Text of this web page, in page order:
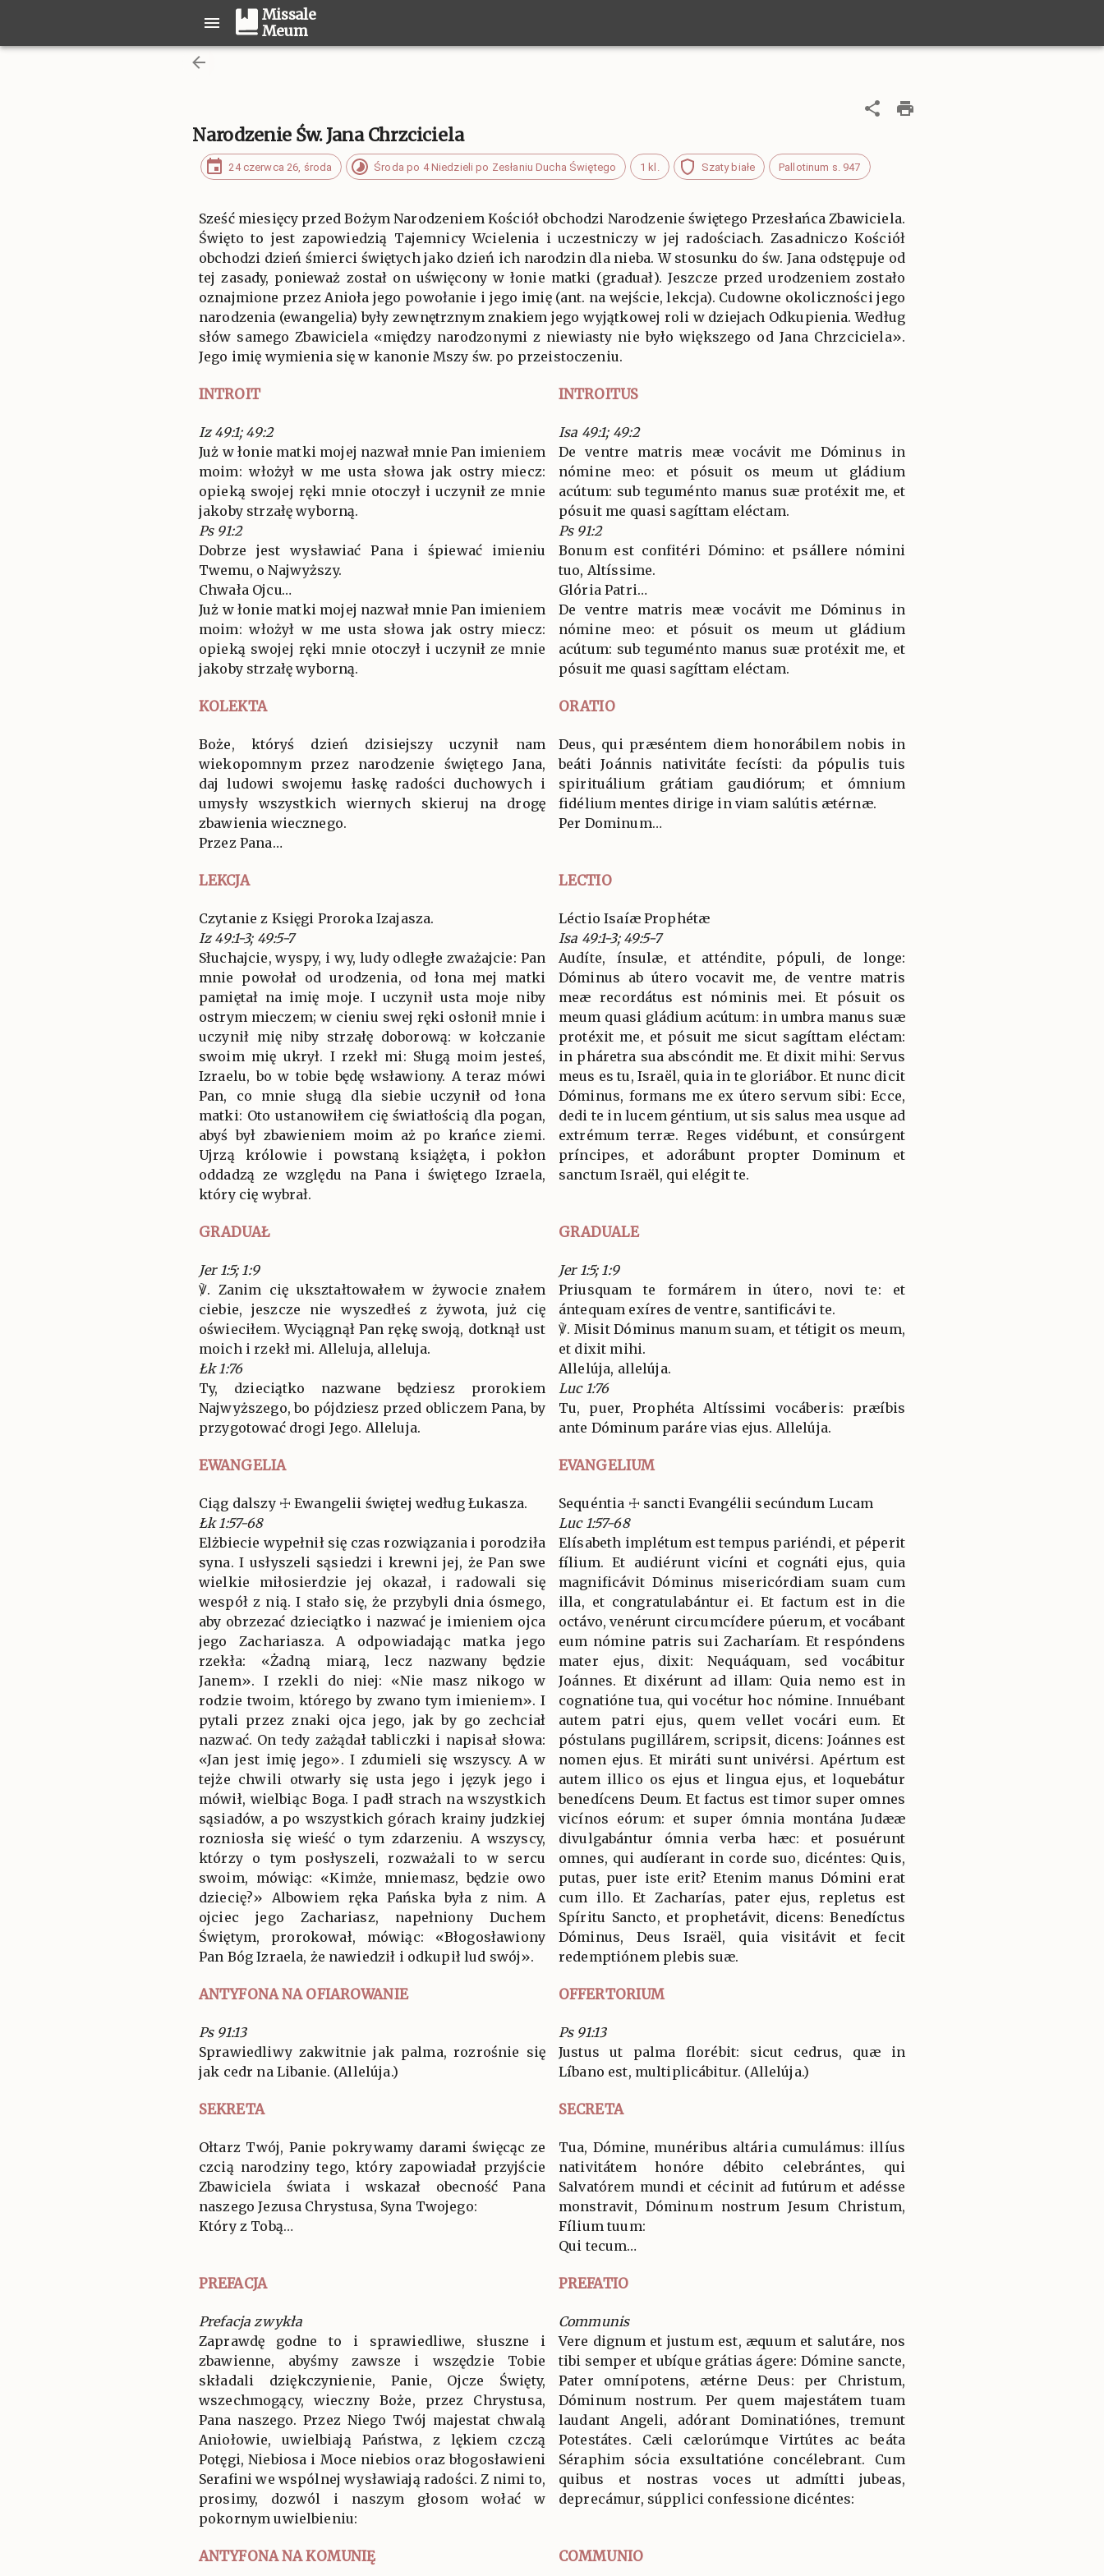
Missale
Meum
Narodzenie Św. Jana Chrzciciela
24 czerwca 26, środa Środa po 4 Niedzieli po Zesłaniu Ducha Świętego 1 kl. Szaty białe Pallotinum s. 947
Sześć miesięcy przed Bożym Narodzeniem Kościół obchodzi Narodzenie świętego Przesłańca Zbawiciela.
Święto to jest zapowiedzią Tajemnicy Wcielenia i uczestniczy w jej radościach. Zasadniczo Kościół
obchodzi dzień śmierci świętych jako dzień ich narodzin dla nieba. W stosunku do św. Jana odstępuje od
tej zasady, ponieważ został on uświęcony w łonie matki (graduał). Jeszcze przed urodzeniem zostało
oznajmione przez Anioła jego powołanie i jego imię (ant. na wejście, lekcja). Cudowne okoliczności jego
narodzenia (ewangelia) były zewnętrznym znakiem jego wyjątkowej roli w dziejach Odkupienia. Według
słów samego Zbawiciela «między narodzonymi z niewiasty nie było większego od Jana Chrzciciela».
Jego imię wymienia się w kanonie Mszy św. po przeistoczeniu.
INTROIT INTROITUS
Iz 49:1; 49:2
Już w łonie matki mojej nazwał mnie Pan imieniem
moim: włożył w me usta słowa jak ostry miecz:
opieką swojej ręki mnie otoczył i uczynił ze mnie
jakoby strzałę wyborną.
Ps 91:2
Dobrze jest wysławiać Pana i śpiewać imieniu
Twemu, o Najwyższy.
Chwała Ojcu…
Już w łonie matki mojej nazwał mnie Pan imieniem
moim: włożył w me usta słowa jak ostry miecz:
opieką swojej ręki mnie otoczył i uczynił ze mnie
jakoby strzałę wyborną.
Isa 49:1; 49:2
De ventre matris meæ vocávit me Dóminus in
nómine meo: et pósuit os meum ut gládium
acútum: sub teguménto manus suæ protéxit me, et
pósuit me quasi sagíttam eléctam.
Ps 91:2
Bonum est confitéri Dómino: et psállere nómini
tuo, Altíssime.
Glória Patri…
De ventre matris meæ vocávit me Dóminus in
nómine meo: et pósuit os meum ut gládium
acútum: sub teguménto manus suæ protéxit me, et
pósuit me quasi sagíttam eléctam.
KOLEKTA ORATIO
Boże, któryś dzień dzisiejszy uczynił nam
wiekopomnym przez narodzenie świętego Jana,
daj ludowi swojemu łaskę radości duchowych i
umysły wszystkich wiernych skieruj na drogę
zbawienia wiecznego.
Przez Pana…
Deus, qui præséntem diem honorábilem nobis in
beáti Joánnis nativitáte fecísti: da pópulis tuis
spirituálium grátiam gaudiórum; et ómnium
fidélium mentes dirige in viam salútis ætérnæ.
Per Dominum…
LEKCJA LECTIO
Czytanie z Księgi Proroka Izajasza.
Iz 49:1-3; 49:5-7
Słuchajcie, wyspy, i wy, ludy odległe zważajcie: Pan
mnie powołał od urodzenia, od łona mej matki
pamiętał na imię moje. I uczynił usta moje niby
ostrym mieczem; w cieniu swej ręki osłonił mnie i
uczynił mię niby strzałę doborową: w kołczanie
swoim mię ukrył. I rzekł mi: Sługą moim jesteś,
Izraelu, bo w tobie będę wsławiony. A teraz mówi
Pan, co mnie sługą dla siebie uczynił od łona
matki: Oto ustanowiłem cię światłością dla pogan,
abyś był zbawieniem moim aż po krańce ziemi.
Ujrzą królowie i powstaną książęta, i pokłon
oddadzą ze względu na Pana i świętego Izraela,
który cię wybrał.
Léctio Isaíæ Prophétæ
Isa 49:1-3; 49:5-7
Audíte, ínsulæ, et atténdite, pópuli, de longe:
Dóminus ab útero vocavit me, de ventre matris
meæ recordátus est nóminis mei. Et pósuit os
meum quasi gládium acútum: in umbra manus suæ
protéxit me, et pósuit me sicut sagíttam eléctam:
in pháretra sua abscóndit me. Et dixit mihi: Servus
meus es tu, Israël, quia in te gloriábor. Et nunc dicit
Dóminus, formans me ex útero servum sibi: Ecce,
dedi te in lucem géntium, ut sis salus mea usque ad
extrémum terræ. Reges vidébunt, et consúrgent
príncipes, et adorábunt propter Dominum et
sanctum Israël, qui elégit te.
GRADUAŁ GRADUALE
Jer 1:5; 1:9
℣. Zanim cię ukształtowałem w żywocie znałem
ciebie, jeszcze nie wyszedłeś z żywota, już cię
oświeciłem. Wyciągnął Pan rękę swoją, dotknął ust
moich i rzekł mi. Alleluja, alleluja.
Łk 1:76
Ty, dzieciątko nazwane będziesz prorokiem
Najwyższego, bo pójdziesz przed obliczem Pana, by
przygotować drogi Jego. Alleluja.
Jer 1:5; 1:9
Priusquam te formárem in útero, novi te: et
ántequam exíres de ventre, santificávi te.
℣. Misit Dóminus manum suam, et tétigit os meum,
et dixit mihi.
Allelúja, allelúja.
Luc 1:76
Tu, puer, Prophéta Altíssimi vocáberis: præíbis
ante Dóminum paráre vias ejus. Allelúja.
EWANGELIA EVANGELIUM
Ciąg dalszy ☩ Ewangelii świętej według Łukasza.
Łk 1:57-68
Elżbiecie wypełnił się czas rozwiązania i porodziła
syna. I usłyszeli sąsiedzi i krewni jej, że Pan swe
wielkie miłosierdzie jej okazał, i radowali się
wespół z nią. I stało się, że przybyli dnia ósmego,
aby obrzezać dzieciątko i nazwać je imieniem ojca
jego Zachariasza. A odpowiadając matka jego
rzekła: «Żadną miarą, lecz nazwany będzie
Janem». I rzekli do niej: «Nie masz nikogo w
rodzie twoim, którego by zwano tym imieniem». I
pytali przez znaki ojca jego, jak by go zechciał
nazwać. On tedy zażądał tabliczki i napisał słowa:
«Jan jest imię jego». I zdumieli się wszyscy. A w
tejże chwili otwarły się usta jego i język jego i
mówił, wielbiąc Boga. I padł strach na wszystkich
sąsiadów, a po wszystkich górach krainy judzkiej
rozniosła się wieść o tym zdarzeniu. A wszyscy,
którzy o tym posłyszeli, rozważali to w sercu
swoim, mówiąc: «Kimże, mniemasz, będzie owo
dziecię?» Albowiem ręka Pańska była z nim. A
ojciec jego Zachariasz, napełniony Duchem
Świętym, prorokował, mówiąc: «Błogosławiony
Pan Bóg Izraela, że nawiedził i odkupił lud swój».
Sequéntia ☩ sancti Evangélii secúndum Lucam
Luc 1:57-68
Elísabeth implétum est tempus pariéndi, et péperit
fílium. Et audiérunt vicíni et cognáti ejus, quia
magnificávit Dóminus misericórdiam suam cum
illa, et congratulabántur ei. Et factum est in die
octávo, venérunt circumcídere púerum, et vocábant
eum nómine patris sui Zacharíam. Et respóndens
mater ejus, dixit: Nequáquam, sed vocábitur
Joánnes. Et dixérunt ad illam: Quia nemo est in
cognatióne tua, qui vocétur hoc nómine. Innuébant
autem patri ejus, quem vellet vocári eum. Et
póstulans pugillárem, scripsit, dicens: Joánnes est
nomen ejus. Et miráti sunt univérsi. Apértum est
autem illico os ejus et lingua ejus, et loquebátur
benedícens Deum. Et factus est timor super omnes
vicínos eórum: et super ómnia montána Judææ
divulgabántur ómnia verba hæc: et posuérunt
omnes, qui audíerant in corde suo, dicéntes: Quis,
putas, puer iste erit? Etenim manus Dómini erat
cum illo. Et Zacharías, pater ejus, repletus est
Spíritu Sancto, et prophetávit, dicens: Benedíctus
Dóminus, Deus Israël, quia visitávit et fecit
redemptiónem plebis suæ.
ANTYFONA NA OFIAROWANIE OFFERTORIUM
Ps 91:13
Sprawiedliwy zakwitnie jak palma, rozrośnie się
jak cedr na Libanie. (Allelúja.)
Ps 91:13
Justus ut palma florébit: sicut cedrus, quæ in
Líbano est, multiplicábitur. (Allelúja.)
SEKRETA SECRETA
Ołtarz Twój, Panie pokrywamy darami święcąc ze
czcią narodziny tego, który zapowiadał przyjście
Zbawiciela świata i wskazał obecność Pana
naszego Jezusa Chrystusa, Syna Twojego:
Który z Tobą…
Tua, Dómine, munéribus altária cumulámus: illíus
nativitátem honóre débito celebrántes, qui
Salvatórem mundi et cécinit ad futúrum et adésse
monstravit, Dóminum nostrum Jesum Christum,
Fílium tuum:
Qui tecum…
PREFACJA PREFATIO
Prefacja zwykła
Zaprawdę godne to i sprawiedliwe, słuszne i
zbawienne, abyśmy zawsze i wszędzie Tobie
składali dziękczynienie, Panie, Ojcze Święty,
wszechmogący, wieczny Boże, przez Chrystusa,
Pana naszego. Przez Niego Twój majestat chwalą
Aniołowie, uwielbiają Państwa, z lękiem czczą
Potęgi, Niebiosa i Moce niebios oraz błogosławieni
Serafini we wspólnej wysławiają radości. Z nimi to,
prosimy, dozwól i naszym głosom wołać w
pokornym uwielbieniu:
Communis
Vere dignum et justum est, æquum et salutáre, nos
tibi semper et ubíque grátias ágere: Dómine sancte,
Pater omnípotens, ætérne Deus: per Christum,
Dóminum nostrum. Per quem majestátem tuam
laudant Angeli, adórant Dominatiónes, tremunt
Potestátes. Cæli cælorúmque Virtútes ac beáta
Séraphim sócia exsultatióne concélebrant. Cum
quibus et nostras voces ut admítti jubeas,
deprecámur, súpplici confessione dicéntes:
ANTYFONA NA KOMUNIĘ COMMUNIO